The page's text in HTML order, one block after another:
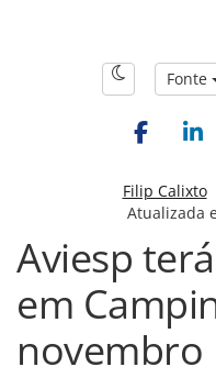
Fonte
Filip Calixto
Atualizada
Aviesp
em
novembro